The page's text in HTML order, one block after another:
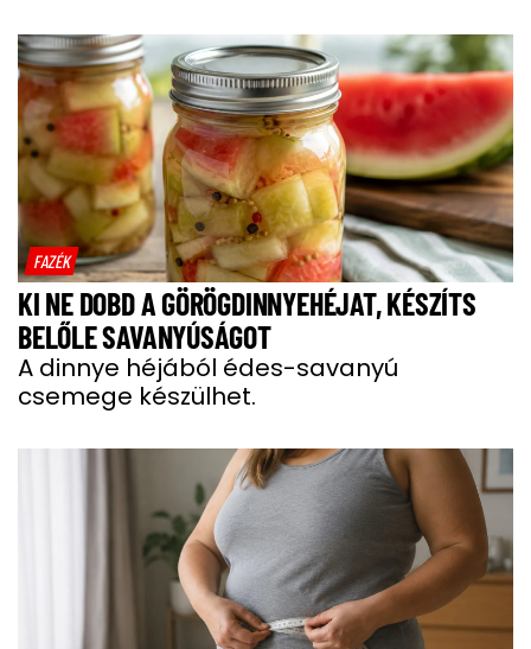
FAZÉK
KI NE DOBD A GÖRÖGDINNYEHÉJAT, KÉSZÍTS
BELŐLE SAVANYÚSÁGOT
A dinnye héjából édes-savanyú
csemege készülhet.